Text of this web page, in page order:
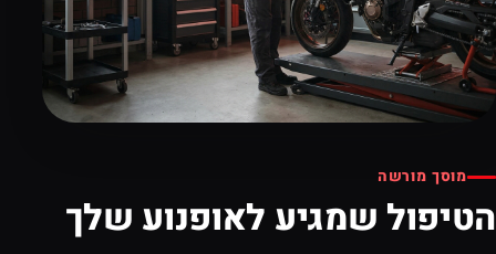
מוסך מורשה
הטיפול שמגיע לאופנוע שלך